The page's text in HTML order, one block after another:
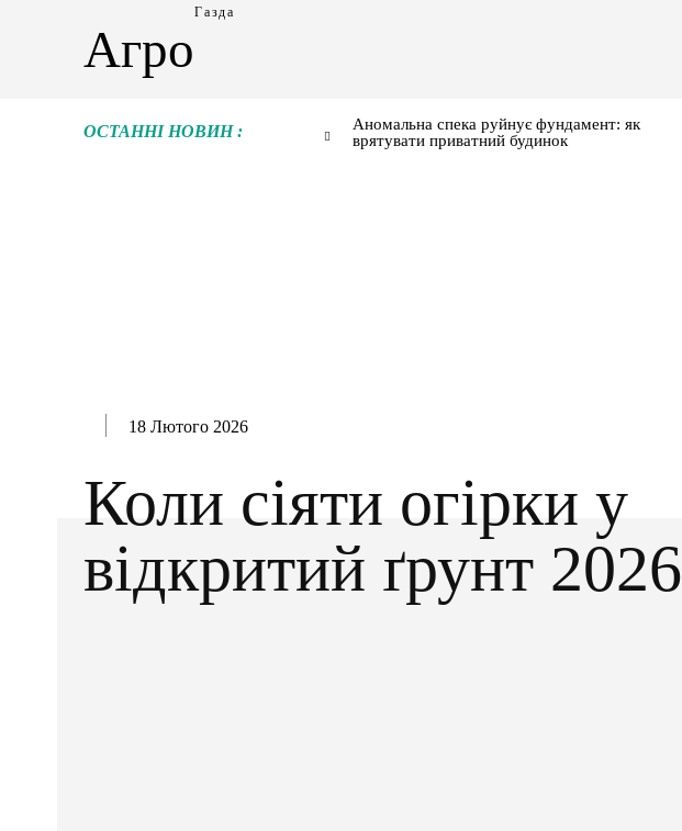
Агро
Газда
ОСТАННІ НОВИН :
Аномальна спека руйнує фундамент: як
врятувати приватний будинок
18 Лютого 2026
Коли сіяти огірки у
відкритий ґрунт 2026